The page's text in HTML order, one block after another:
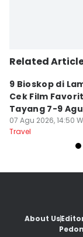
Related
9 Bioskop di
Cek Film
Tayang 7-9
2026
07 Agu 2026, 14:50
Travel
About Us